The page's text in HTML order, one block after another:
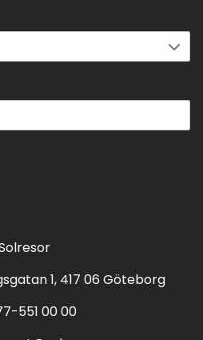
1, 417 06 Göteborg
551 00 00